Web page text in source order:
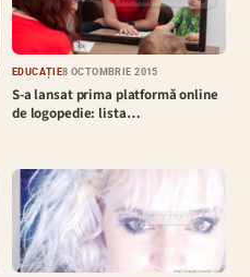
EDUCAȚIE8 OCTOMBRIE 2015
S-a lansat prima platformă online
de logopedie: lista…